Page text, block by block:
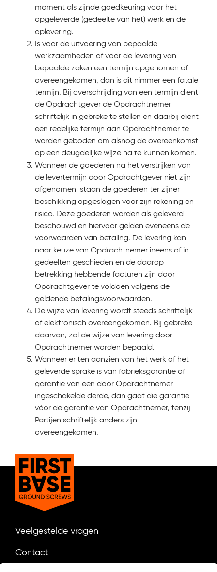
moment als zijnde goedkeuring voor het
opgeleverde (gedeelte van het) werk en de
oplevering.
Is voor de uitvoering van bepaalde
werkzaamheden of voor de levering van
bepaalde zaken een termijn opgenomen of
overeengekomen, dan is dit nimmer een fatale
termijn. Bij overschrijding van een termijn dient
de Opdrachtgever de Opdrachtnemer
schriftelijk in gebreke te stellen en daarbij dient
een redelijke termijn aan Opdrachtnemer te
worden geboden om alsnog de overeenkomst
op een deugdelijke wijze na te kunnen komen.
Wanneer de goederen na het verstrijken van
de levertermijn door Opdrachtgever niet zijn
afgenomen, staan de goederen ter zijner
beschikking opgeslagen voor zijn rekening en
risico. Deze goederen worden als geleverd
beschouwd en hiervoor gelden eveneens de
voorwaarden van betaling. De levering kan
naar keuze van Opdrachtnemer ineens of in
gedeelten geschieden en de daarop
betrekking hebbende facturen zijn door
Opdrachtgever te voldoen volgens de
geldende betalingsvoorwaarden.
De wijze van levering wordt steeds schriftelijk
of elektronisch overeengekomen. Bij gebreke
daarvan, zal de wijze van levering door
Opdrachtnemer worden bepaald.
Wanneer er ten aanzien van het werk of het
geleverde sprake is van fabrieksgarantie of
garantie van een door Opdrachtnemer
ingeschakelde derde, dan gaat die garantie
vóór de garantie van Opdrachtnemer, tenzij
Partijen schriftelijk anders zijn
overeengekomen.
Veelgestelde vragen
Contact